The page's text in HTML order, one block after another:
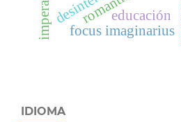
educación
focus imaginarius
IDIOMA